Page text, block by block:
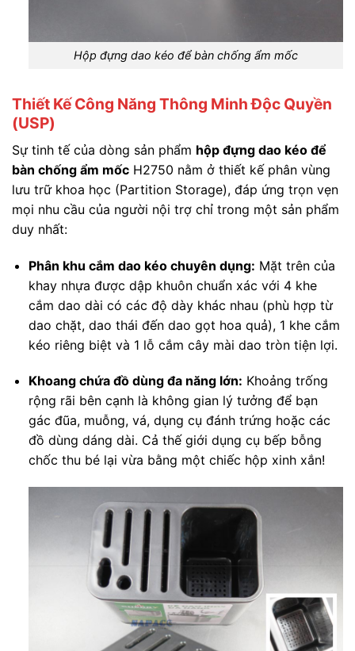
Hộp đựng dao kéo để bàn chống ẩm mốc
Thiết Kế Công Năng Thông Minh Độc Quyền
(USP)
Sự tinh tế của dòng sản phẩm hộp đựng dao kéo để
bàn chống ẩm mốc H2750 nằm ở thiết kế phân vùng
lưu trữ khoa học (Partition Storage), đáp ứng trọn vẹn
mọi nhu cầu của người nội trợ chỉ trong một sản phẩm
duy nhất:
Phân khu cắm dao kéo chuyên dụng: Mặt trên của
khay nhựa được dập khuôn chuẩn xác với 4 khe
cắm dao dài có các độ dày khác nhau (phù hợp từ
dao chặt, dao thái đến dao gọt hoa quả), 1 khe cắm
kéo riêng biệt và 1 lỗ cắm cây mài dao tròn tiện lợi.
Khoang chứa đồ dùng đa năng lớn: Khoảng trống
rộng rãi bên cạnh là không gian lý tưởng để bạn
gác đũa, muỗng, vá, dụng cụ đánh trứng hoặc các
đồ dùng dáng dài. Cả thế giới dụng cụ bếp bỗng
chốc thu bé lại vừa bằng một chiếc hộp xinh xắn!